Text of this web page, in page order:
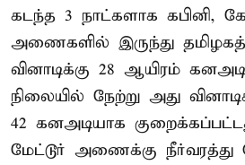
கடந்த 3 நாட்களாக கபினி,
அணைகளில் இருந்து தமிழகத்
வினாடிக்கு 28 ஆயிரம்
நிலையில் நேற்று அது
42 கனஅடியாக
மேட்டூர் அணைக்கு நீர்வரத்து